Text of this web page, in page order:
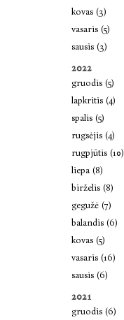
kovas (3)
vasaris (5)
sausis (3)
2022
gruodis (5)
lapkritis (4)
spalis (5)
rugsėjis (4)
rugpjūtis (10)
liepa (8)
birželis (8)
gegužė (7)
balandis (6)
kovas (5)
vasaris (16)
sausis (6)
2021
gruodis (6)